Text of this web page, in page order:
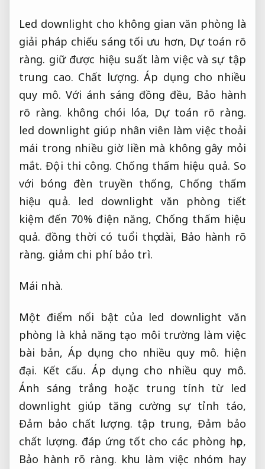
Led downlight cho không gian văn phòng là
giải pháp chiếu sáng tối ưu hơn, Dự toán rõ
ràng. giữ được hiệu suất làm việc và sự tập
trung cao. Chất lượng. Áp dụng cho nhiều
quy mô. Với ánh sáng đồng đều, Bảo hành
rõ ràng. không chói lóa, Dự toán rõ ràng.
led downlight giúp nhân viên làm việc thoải
mái trong nhiều giờ liền mà không gây mỏi
mắt.Đội thi công. Chống thấm hiệu quả. So
với bóng đèn truyền thống, Chống thấm
hiệu quả. led downlight văn phòng tiết
kiệm đến 70% điện năng, Chống thấm hiệu
quả. đồng thời có tuổi thọ dài, Bảo hành rõ
ràng. giảm chi phí bảo trì.
Mái nhà.
Một điểm nổi bật của led downlight văn
phòng là khả năng tạo môi trường làm việc
bài bản, Áp dụng cho nhiều quy mô. hiện
đại. Kết cấu. Áp dụng cho nhiều quy mô.
Ánh sáng trắng hoặc trung tính từ led
downlight giúp tăng cường sự tỉnh táo,
Đảm bảo chất lượng. tập trung, Đảm bảo
chất lượng. đáp ứng tốt cho các phòng họp,
Bảo hành rõ ràng. khu làm việc nhóm hay